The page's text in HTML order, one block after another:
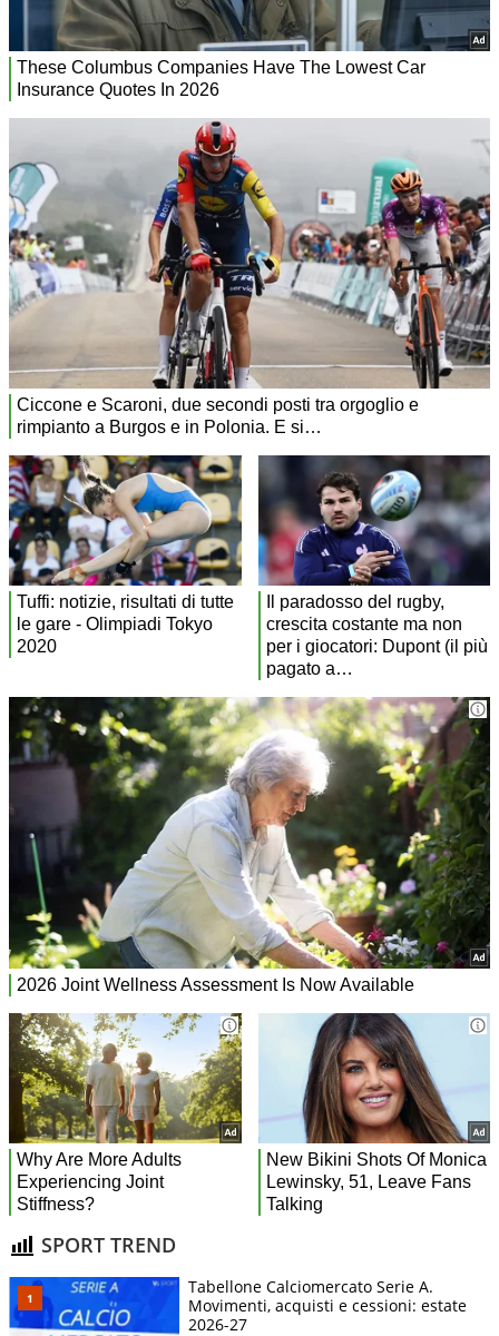
SPORT TREND
Tabellone Calciomercato Serie A.
Movimenti, acquisti e cessioni: estate
2026-27